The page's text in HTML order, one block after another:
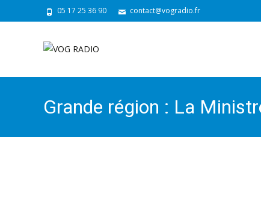
05 17 25 36 90 contact@vogradio.fr
Grande région : La